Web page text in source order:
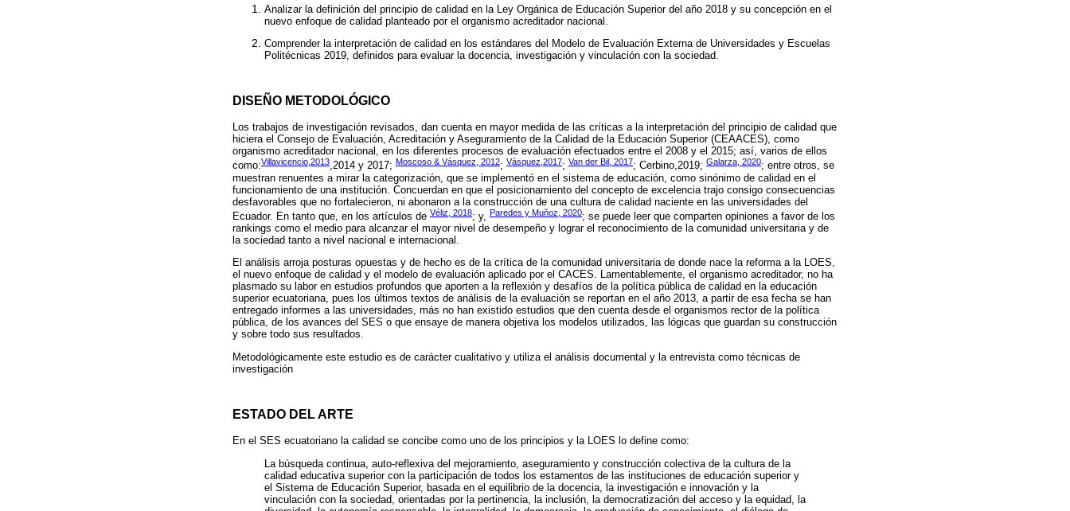
Analizar la definición del principio de calidad en la Ley Orgánica de Educación Superior del año 2018 y su concepción en el
nuevo enfoque de calidad planteado por el organismo acreditador nacional.
Comprender la interpretación de calidad en los estándares del Modelo de Evaluación Externa de Universidades y Escuelas
Politécnicas 2019, definidos para evaluar la docencia, investigación y vinculación con la sociedad.
DISEÑO METODOLÓGICO
Los trabajos de investigación revisados, dan cuenta en mayor medida de las críticas a la interpretación del principio de calidad que
hiciera el Consejo de Evaluación, Acreditación y Aseguramiento de la Calidad de la Educación Superior (CEAACES), como
organismo acreditador nacional, en los diferentes procesos de evaluación efectuados entre el 2008 y el 2015; así, varios de ellos
como:Villavicencio,2013,2014 y 2017; Moscoso & Vásquez, 2012; Vásquez,2017; Van der Bil, 2017; Cerbino,2019; Galarza, 2020; entre otros, se
muestran renuentes a mirar la categorización, que se implementó en el sistema de educación, como sinónimo de calidad en el
funcionamiento de una institución. Concuerdan en que el posicionamiento del concepto de excelencia trajo consigo consecuencias
desfavorables que no fortalecieron, ni abonaron a la construcción de una cultura de calidad naciente en las universidades del
Ecuador. En tanto que, en los artículos de Véliz, 2018; y, Paredes y Muñoz, 2020; se puede leer que comparten opiniones a favor de los
rankings como el medio para alcanzar el mayor nivel de desempeño y lograr el reconocimiento de la comunidad universitaria y de
la sociedad tanto a nivel nacional e internacional.
El análisis arroja posturas opuestas y de hecho es de la crítica de la comunidad universitaria de donde nace la reforma a la LOES,
el nuevo enfoque de calidad y el modelo de evaluación aplicado por el CACES. Lamentablemente, el organismo acreditador, no ha
plasmado su labor en estudios profundos que aporten a la reflexión y desafíos de la política pública de calidad en la educación
superior ecuatoriana, pues los últimos textos de análisis de la evaluación se reportan en el año 2013, a partir de esa fecha se han
entregado informes a las universidades, más no han existido estudios que den cuenta desde el organismos rector de la política
pública, de los avances del SES o que ensaye de manera objetiva los modelos utilizados, las lógicas que guardan su construcción
y sobre todo sus resultados.
Metodológicamente este estudio es de carácter cualitativo y utiliza el análisis documental y la entrevista como técnicas de
investigación
ESTADO DEL ARTE
En el SES ecuatoriano la calidad se concibe como uno de los principios y la LOES lo define como:
La búsqueda continua, auto-reflexiva del mejoramiento, aseguramiento y construcción colectiva de la cultura de la
calidad educativa superior con la participación de todos los estamentos de las instituciones de educación superior y
el Sistema de Educación Superior, basada en el equilibrio de la docencia, la investigación e innovación y la
vinculación con la sociedad, orientadas por la pertinencia, la inclusión, la democratización del acceso y la equidad, la